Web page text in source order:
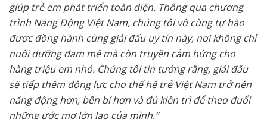
giúp trẻ em phát triển toàn diện. Thông qua chương
trình Năng Động Việt Nam, chúng tôi vô cùng tự hào
được đồng hành cùng giải đấu uy tín này, nơi không chỉ
nuôi dưỡng đam mê mà còn truyền cảm hứng cho
hàng triệu em nhỏ. Chúng tôi tin tưởng rằng, giải đấu
sẽ tiếp thêm động lực cho thế hệ trẻ Việt Nam trở nên
năng động hơn, bền bỉ hơn và đủ kiên trì để theo đuổi
những ước mơ lớn lao của mình.”